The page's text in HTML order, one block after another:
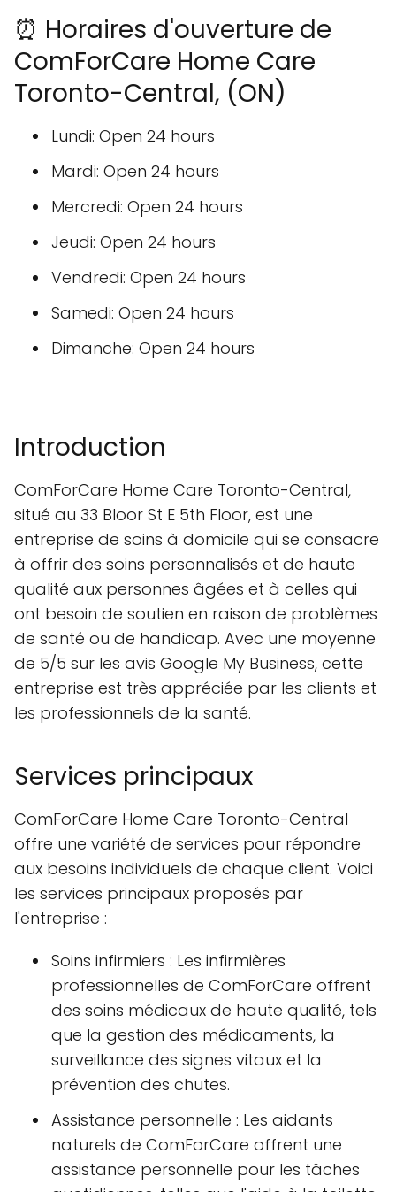
⏰ Horaires d'ouverture de
ComForCare Home Care
Toronto-Central, (ON)
Lundi: Open 24 hours
Mardi: Open 24 hours
Mercredi: Open 24 hours
Jeudi: Open 24 hours
Vendredi: Open 24 hours
Samedi: Open 24 hours
Dimanche: Open 24 hours
Introduction
ComForCare Home Care Toronto-Central,
situé au 33 Bloor St E 5th Floor, est une
entreprise de soins à domicile qui se consacre
à offrir des soins personnalisés et de haute
qualité aux personnes âgées et à celles qui
ont besoin de soutien en raison de problèmes
de santé ou de handicap. Avec une moyenne
de 5/5 sur les avis Google My Business, cette
entreprise est très appréciée par les clients et
les professionnels de la santé.
Services principaux
ComForCare Home Care Toronto-Central
offre une variété de services pour répondre
aux besoins individuels de chaque client. Voici
les services principaux proposés par
l'entreprise :
Soins infirmiers : Les infirmières
professionnelles de ComForCare offrent
des soins médicaux de haute qualité, tels
que la gestion des médicaments, la
surveillance des signes vitaux et la
prévention des chutes.
Assistance personnelle : Les aidants
naturels de ComForCare offrent une
assistance personnelle pour les tâches